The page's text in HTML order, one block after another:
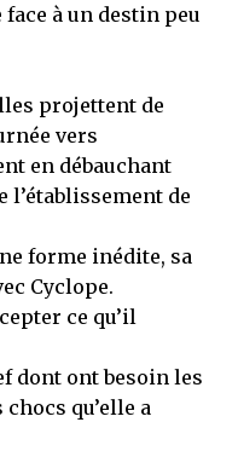
à un destin peu
projettent de
vers
en débauchant
l’établissement de
forme inédite, sa
Cyclope.
ce qu’il
dont ont besoin les
qu’elle a